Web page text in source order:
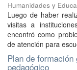
Humanidades y
Luego de haber
visitas a
encontró como
de atención para
Plan de
pedagógico